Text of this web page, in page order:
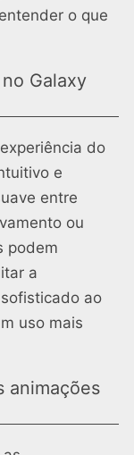
o que
Galaxy
do
e
entre
ou
podem
a
ao
uso mais
animações